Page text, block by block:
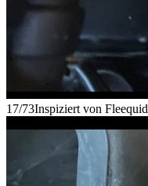
17/73Inspiziert von Fleequid